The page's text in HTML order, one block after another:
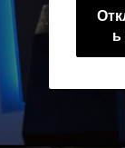
ь